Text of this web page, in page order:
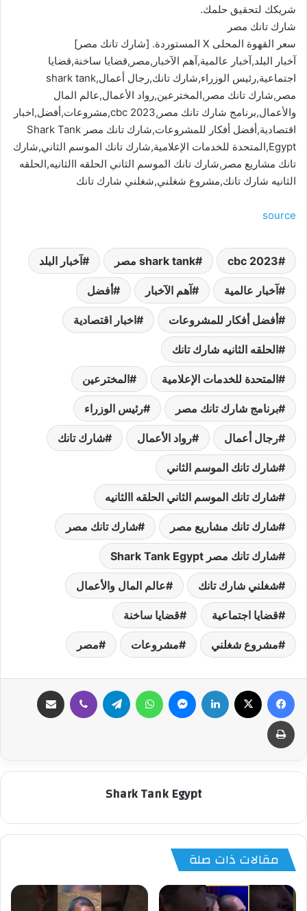
شريكك لتحقيق حلمك.
شارك تانك مصر
سعر القهوة المحلى X المستوردة. [شارك تانك مصر]
آخبار البلد,آخبار عالمية,آهم الآخبار,مصر,قضايا ساخنة,قضايا
اجتماعية,رئيس الوزراء,شارك تانك,رجال أعمال,shark tank
مصر,شارك تانك مصر,المخترعين,رواد الأعمال,عالم المال
والأعمال,برنامج شارك تانك مصر,cbc 2023,مشروعات,أفضل,اخبار
اقتصادية,أفضل أفكار للمشروعات,شارك تانك مصر Shark Tank
Egypt,المتحدة للخدمات الإعلامية,شارك تانك الموسم الثاني,شارك
تانك مشاريع مصر,شارك تانك الموسم الثاني الحلقه االثانيه,الحلقه
الثانيه شارك تانك,مشروع شغلني,شغلني شارك تانك
source
cbc 2023 shark tank مصر آخبار البلد
آخبار عالمية آهم الآخبار أفضل
أفضل أفكار للمشروعات اخبار اقتصادية
الحلقه الثانيه شارك تانك
المتحدة للخدمات الإعلامية المخترعين
برنامج شارك تانك مصر رئيس الوزراء
رجال أعمال رواد الأعمال شارك تانك
شارك تانك الموسم الثاني
شارك تانك الموسم الثاني الحلقه االثانيه
شارك تانك مشاريع مصر شارك تانك مصر
شارك تانك مصر Shark Tank Egypt
شغلني شارك تانك عالم المال والأعمال
قضايا اجتماعية قضايا ساخنة
مشروع شغلني مشروعات مصر
فيسبوك لينكدإن ماسنجر واتساب تيلقرام ڤايبر
طباعة
Shark Tank Egypt
مقالات ذات صلة